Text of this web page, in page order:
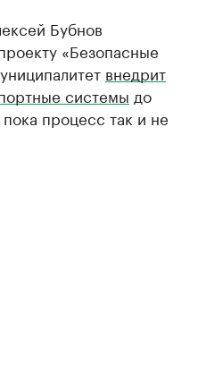
Бубнов
«Безопасные
внедрит
системы до
процесс так и не